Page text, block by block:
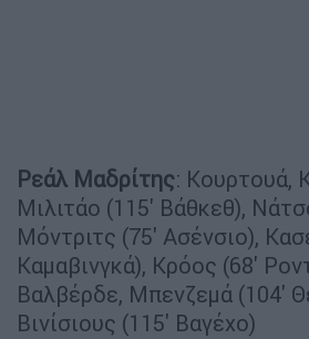
Ρεάλ Μαδρίτης: Κουρτουά,
Μιλιτάο (115' Βάθκεθ),
Μόντριτς (75' Ασένσιο),
Καμαβινγκά), Κρόος (68'
Βαλβέρδε, Μπενζεμά (104'
Βινίσιους (115' Βαγέχο)